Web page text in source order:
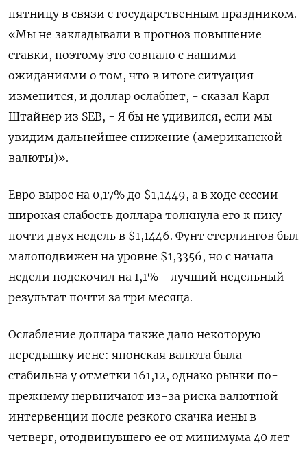
пятницу в связи с государственным праздником.
«Мы не ​закладывали в прогноз ​повышение
ставки, поэтому ‌это совпало с нашими
ожиданиями о том, что в итоге ситуация
изменится, и ​доллар ослабнет, - сказал Карл
Штайнер из SEB, - Я бы не удивился, если мы
увидим дальнейшее снижение (американской
валюты)».
Евро вырос на 0,17% до $1,1449, а в ходе сессии
широкая слабость доллара толкнула его к пику
почти двух недель в $1,1446. Фунт стерлингов был
малоподвижен на уровне $1,3356, но с начала
недели подскочил на 1,1% - лучший недельный ​
результат почти за три месяца.
Ослабление ⁠доллара также дало некоторую
передышку иене: японская валюта была
стабильна у отметки 161,12, однако рынки по-
прежнему нервничают ‌из-за риска валютной
интервенции после резкого скачка иены в
четверг, отодвинувшего ‌ее от минимума 40 лет